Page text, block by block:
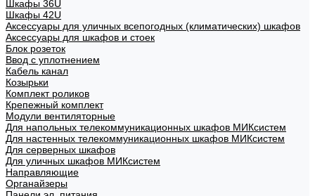
Шкафы 36U
Шкафы 42U
Аксессуары для уличных всепогодных (климатических) шкафов
Аксессуары для шкафов и стоек
Блок розеток
Ввод с уплотнением
Кабель канал
Козырьки
Комплект роликов
Крепежный комплект
Модули вентиляторные
Для напольных телекоммуникационных шкафов МИКсистем
Для настенных телекоммуникационных шкафов МИКсистем
Для серверных шкафов
Для уличных шкафов МИКсистем
Направляющие
Органайзеры